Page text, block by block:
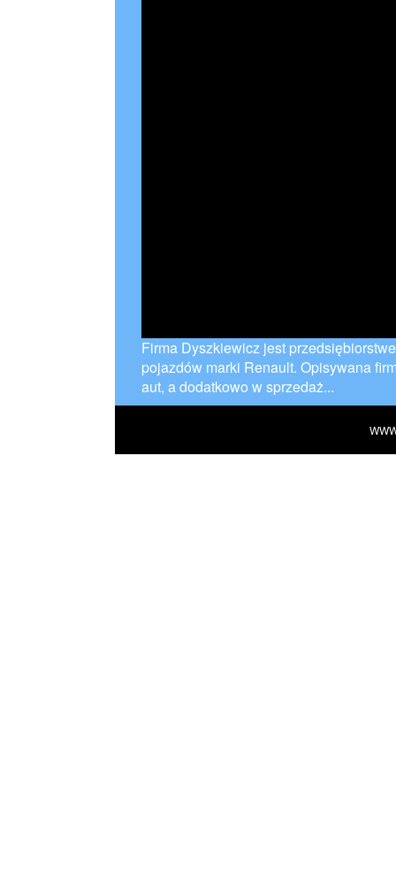
Firma Dyszkiewicz jest
pojazdów marki Renault. Opisywana
aut, a dodatkowo w sprzedaż...